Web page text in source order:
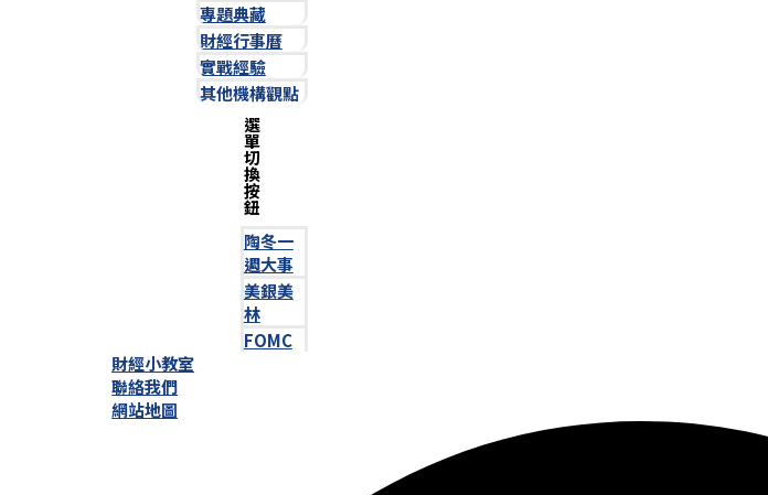
專題典藏
財經行事曆
實戰經驗
其他機構觀點
選
單
切
換
按
鈕
陶冬一
週大事
美銀美
林
FOMC
財經小教室
聯絡我們
網站地圖